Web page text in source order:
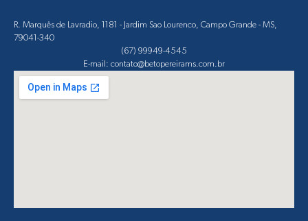
R. Marquês de Lavradio, 1181 - Jardim Sao Lourenco, Campo Grande - MS,
79041-340
(67) 99949-4545
E-mail: contato@betopereirams.com.br